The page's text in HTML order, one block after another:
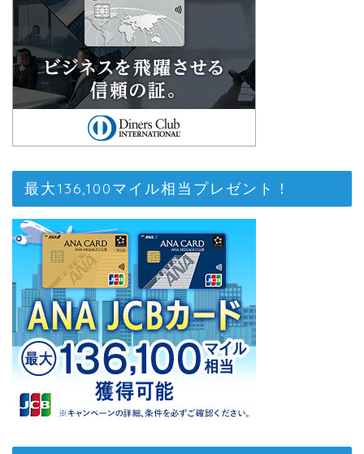
最大136,100マイル相当プレゼント！